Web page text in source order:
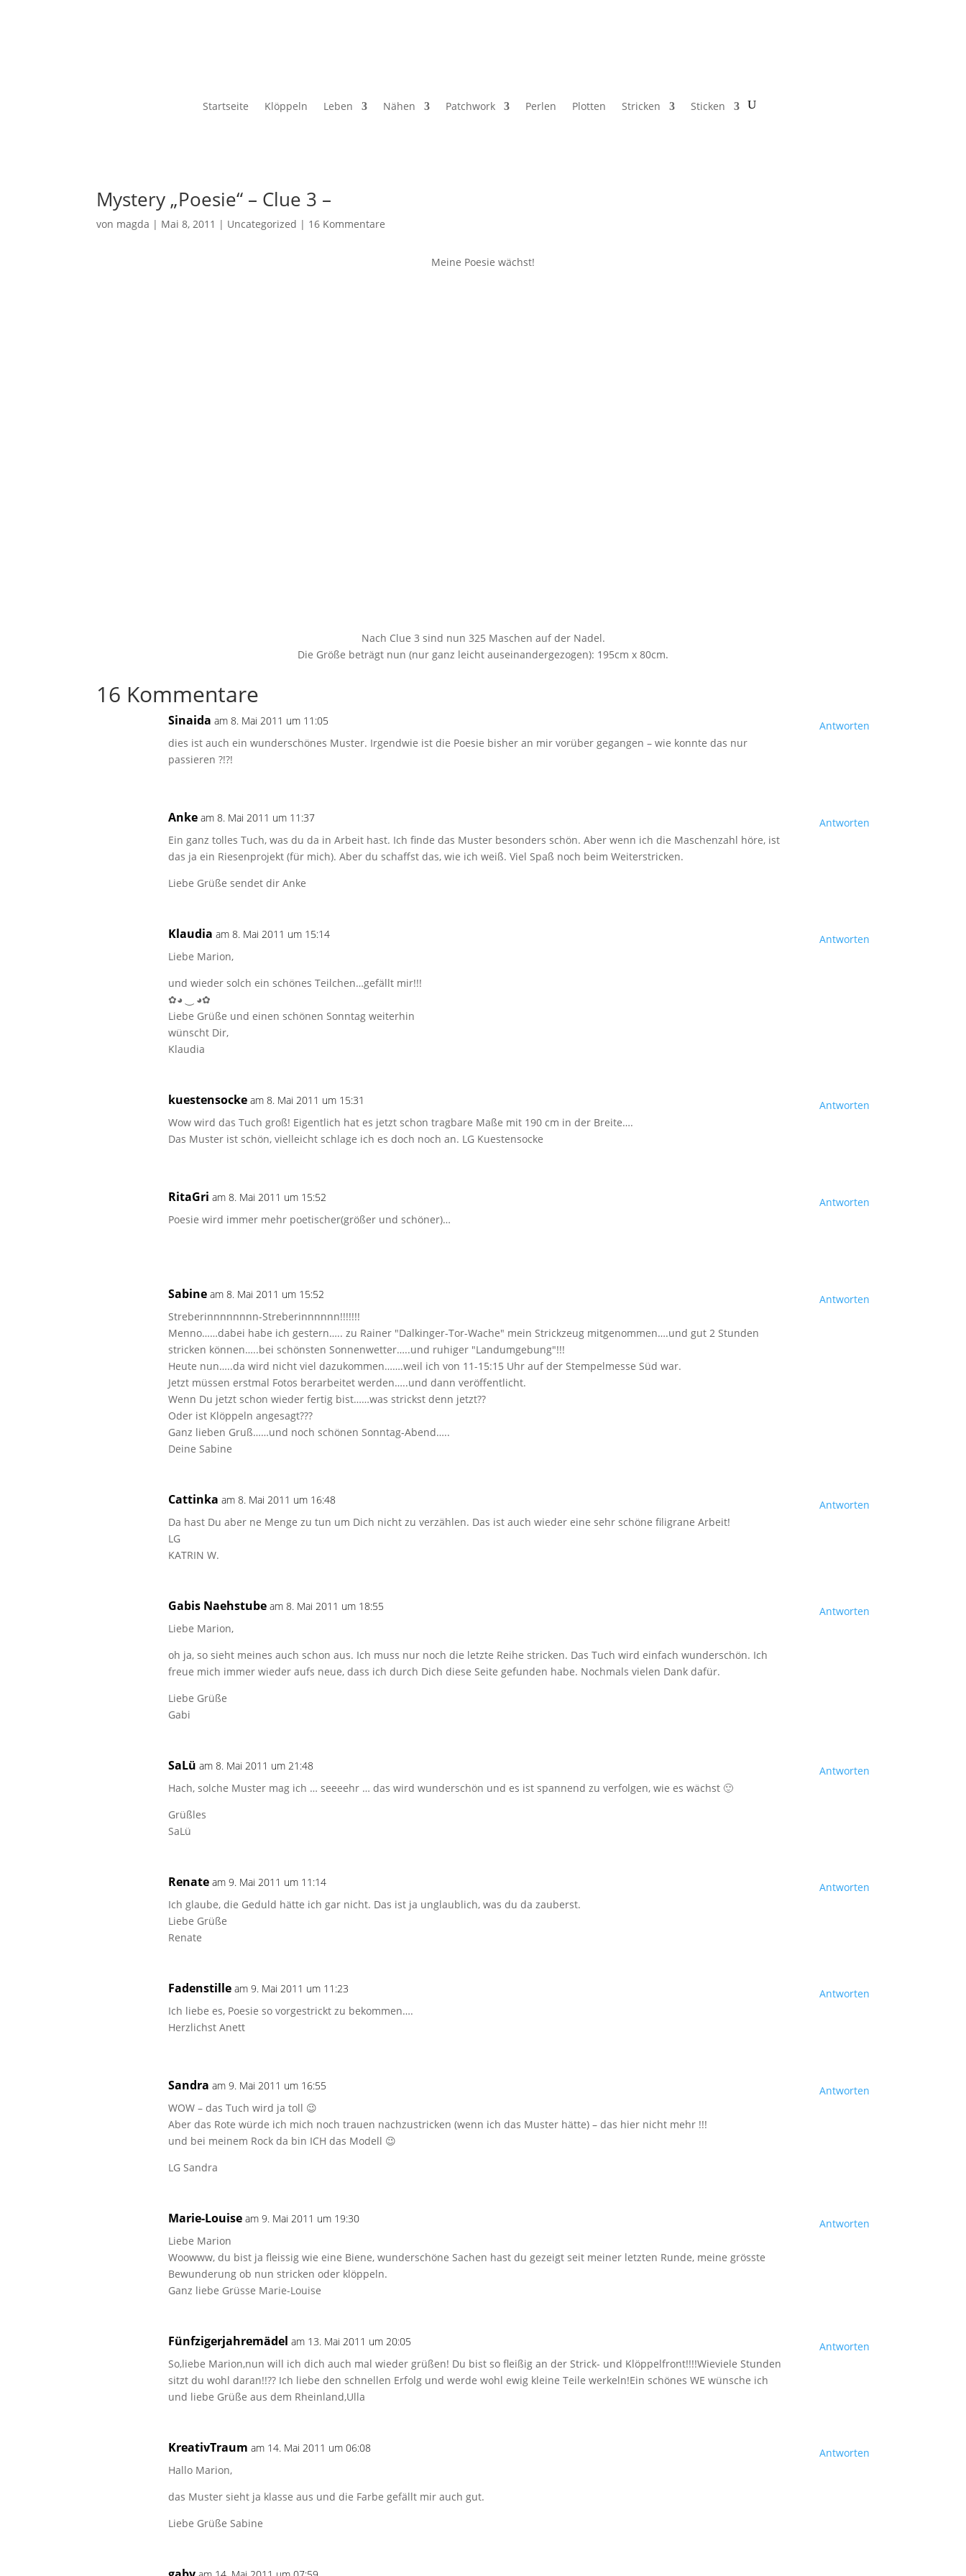
Startseite Klöppeln Leben Nähen Patchwork Perlen Plotten Stricken Sticken
Mystery „Poesie“ – Clue 3 –
von magda | Mai 8, 2011 | Uncategorized | 16 Kommentare
Meine Poesie wächst!
Nach Clue 3 sind nun 325 Maschen auf der Nadel.
Die Größe beträgt nun (nur ganz leicht auseinandergezogen): 195cm x 80cm.
16 Kommentare
Sinaida am 8. Mai 2011 um 11:05
dies ist auch ein wunderschönes Muster. Irgendwie ist die Poesie bisher an mir vorüber gegangen – wie konnte das nur
passieren ?!?!
Antworten
Anke am 8. Mai 2011 um 11:37
Ein ganz tolles Tuch, was du da in Arbeit hast. Ich finde das Muster besonders schön. Aber wenn ich die Maschenzahl höre, ist
das ja ein Riesenprojekt (für mich). Aber du schaffst das, wie ich weiß. Viel Spaß noch beim Weiterstricken.
Liebe Grüße sendet dir Anke
Antworten
Klaudia am 8. Mai 2011 um 15:14
Liebe Marion,
und wieder solch ein schönes Teilchen…gefällt mir!!!
✿◕ ‿ ◕✿
Liebe Grüße und einen schönen Sonntag weiterhin
wünscht Dir,
Klaudia
Antworten
kuestensocke am 8. Mai 2011 um 15:31
Wow wird das Tuch groß! Eigentlich hat es jetzt schon tragbare Maße mit 190 cm in der Breite….
Das Muster ist schön, vielleicht schlage ich es doch noch an. LG Kuestensocke
Antworten
RitaGri am 8. Mai 2011 um 15:52
Poesie wird immer mehr poetischer(größer und schöner)…
Antworten
Sabine am 8. Mai 2011 um 15:52
Streberinnnnnnnn-Streberinnnnnn!!!!!!!
Menno……dabei habe ich gestern….. zu Rainer "Dalkinger-Tor-Wache" mein Strickzeug mitgenommen….und gut 2 Stunden
stricken können…..bei schönsten Sonnenwetter…..und ruhiger "Landumgebung"!!!
Heute nun…..da wird nicht viel dazukommen…….weil ich von 11-15:15 Uhr auf der Stempelmesse Süd war.
Jetzt müssen erstmal Fotos berarbeitet werden…..und dann veröffentlicht.
Wenn Du jetzt schon wieder fertig bist……was strickst denn jetzt??
Oder ist Klöppeln angesagt???
Ganz lieben Gruß……und noch schönen Sonntag-Abend…..
Deine Sabine
Antworten
Cattinka am 8. Mai 2011 um 16:48
Da hast Du aber ne Menge zu tun um Dich nicht zu verzählen. Das ist auch wieder eine sehr schöne filigrane Arbeit!
LG
KATRIN W.
Antworten
Gabis Naehstube am 8. Mai 2011 um 18:55
Liebe Marion,
oh ja, so sieht meines auch schon aus. Ich muss nur noch die letzte Reihe stricken. Das Tuch wird einfach wunderschön. Ich
freue mich immer wieder aufs neue, dass ich durch Dich diese Seite gefunden habe. Nochmals vielen Dank dafür.
Liebe Grüße
Gabi
Antworten
SaLü am 8. Mai 2011 um 21:48
Hach, solche Muster mag ich … seeeehr … das wird wunderschön und es ist spannend zu verfolgen, wie es wächst 🙂
Grüßles
SaLü
Antworten
Renate am 9. Mai 2011 um 11:14
Ich glaube, die Geduld hätte ich gar nicht. Das ist ja unglaublich, was du da zauberst.
Liebe Grüße
Renate
Antworten
Fadenstille am 9. Mai 2011 um 11:23
Ich liebe es, Poesie so vorgestrickt zu bekommen….
Herzlichst Anett
Antworten
Sandra am 9. Mai 2011 um 16:55
WOW – das Tuch wird ja toll 😉
Aber das Rote würde ich mich noch trauen nachzustricken (wenn ich das Muster hätte) – das hier nicht mehr !!!
und bei meinem Rock da bin ICH das Modell 😉
LG Sandra
Antworten
Marie-Louise am 9. Mai 2011 um 19:30
Liebe Marion
Woowww, du bist ja fleissig wie eine Biene, wunderschöne Sachen hast du gezeigt seit meiner letzten Runde, meine grösste
Bewunderung ob nun stricken oder klöppeln.
Ganz liebe Grüsse Marie-Louise
Antworten
Fünfzigerjahremädel am 13. Mai 2011 um 20:05
So,liebe Marion,nun will ich dich auch mal wieder grüßen! Du bist so fleißig an der Strick- und Klöppelfront!!!!Wieviele Stunden
sitzt du wohl daran!!?? Ich liebe den schnellen Erfolg und werde wohl ewig kleine Teile werkeln!Ein schönes WE wünsche ich
und liebe Grüße aus dem Rheinland,Ulla
Antworten
KreativTraum am 14. Mai 2011 um 06:08
Hallo Marion,
das Muster sieht ja klasse aus und die Farbe gefällt mir auch gut.
Liebe Grüße Sabine
Antworten